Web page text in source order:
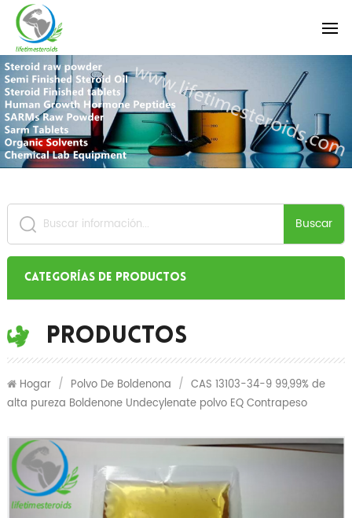
Buscar
Categorías de productos
Productos
Hogar / Polvo De Boldenona / CAS 13103-34-9 99,99% de
alta pureza Boldenone Undecylenate polvo EQ Contrapeso